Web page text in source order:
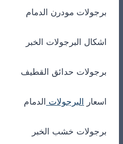
برجولات مودرن الدمام
اشكال البرجولات الخبر
برجولات حدائق القطيف
اسعار البرجولات الدمام
برجولات خشب الخبر